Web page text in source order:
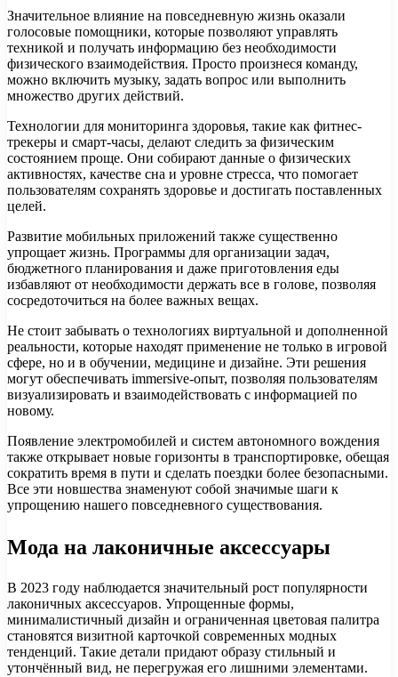
Значительное влияние на повседневную жизнь оказали
голосовые помощники, которые позволяют управлять
техникой и получать информацию без необходимости
физического взаимодействия. Просто произнеся команду,
можно включить музыку, задать вопрос или выполнить
множество других действий.
Технологии для мониторинга здоровья, такие как фитнес-
трекеры и смарт-часы, делают следить за физическим
состоянием проще. Они собирают данные о физических
активностях, качестве сна и уровне стресса, что помогает
пользователям сохранять здоровье и достигать поставленных
целей.
Развитие мобильных приложений также существенно
упрощает жизнь. Программы для организации задач,
бюджетного планирования и даже приготовления еды
избавляют от необходимости держать все в голове, позволяя
сосредоточиться на более важных вещах.
Не стоит забывать о технологиях виртуальной и дополненной
реальности, которые находят применение не только в игровой
сфере, но и в обучении, медицине и дизайне. Эти решения
могут обеспечивать immersive-опыт, позволяя пользователям
визуализировать и взаимодействовать с информацией по
новому.
Появление электромобилей и систем автономного вождения
также открывает новые горизонты в транспортировке, обещая
сократить время в пути и сделать поездки более безопасными.
Все эти новшества знаменуют собой значимые шаги к
упрощению нашего повседневного существования.
Мода на лаконичные аксессуары
В 2023 году наблюдается значительный рост популярности
лаконичных аксессуаров. Упрощенные формы,
минималистичный дизайн и ограниченная цветовая палитра
становятся визитной карточкой современных модных
тенденций. Такие детали придают образу стильный и
утончённый вид, не перегружая его лишними элементами.